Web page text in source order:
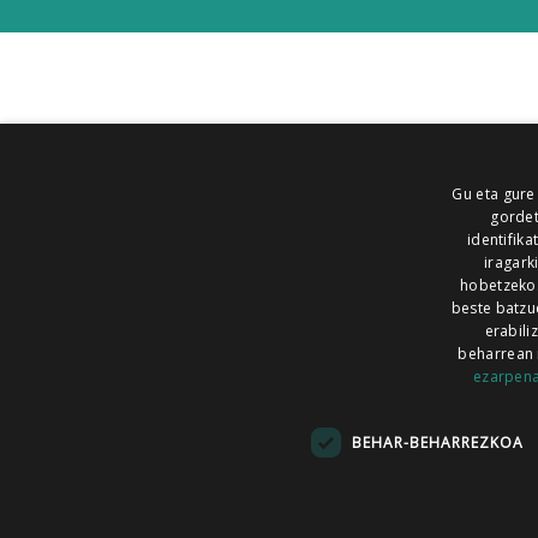
ALEA
MAILOPE NOAUA
Gu eta
hobetzeko.
beste
beharrean
BEHAR-BEHARREZKOA